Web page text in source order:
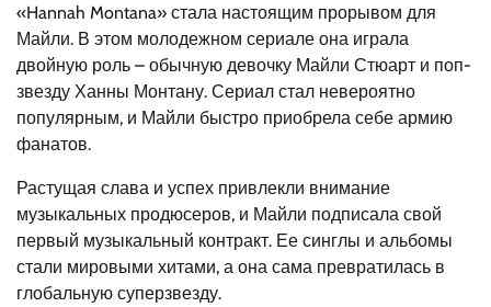
«Hannah Montana» стала настоящим прорывом для
Майли. В этом молодежном сериале она играла
двойную роль – обычную девочку Майли Стюарт и поп-
звезду Ханны Монтану. Сериал стал невероятно
популярным, и Майли быстро приобрела себе армию
фанатов.
Растущая слава и успех привлекли внимание
музыкальных продюсеров, и Майли подписала свой
первый музыкальный контракт. Ее синглы и альбомы
стали мировыми хитами, а она сама превратилась в
глобальную суперзвезду.